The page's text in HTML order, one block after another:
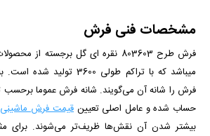
مشخصات فنی فرش
فرش طرح 803603 نقره ای گل برجسته از محصولات 1200
می­باشد که با تراکم طولی 3600 تولید شده است.
فرش را شانه آن می‌گویند. شانه فرش عموما برحسب
حساب شده و عامل اصلی تعیینقیمت فرش ماشینی
بیشتر شدن آن نقش‌ها ظریف‌تر می‌شوند. برای